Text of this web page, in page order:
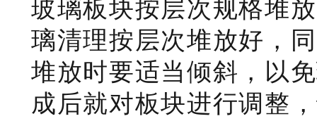
玻璃板块按层次规格堆
璃清理按层次堆放好，
堆放时要适当倾斜，以
成后就对板块进行调整